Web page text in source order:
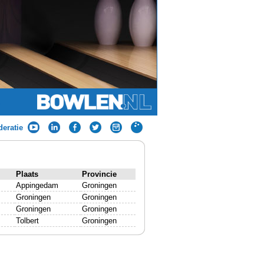
Plaats
Provincie
Appingedam
Groningen
Groningen
Groningen
Groningen
Groningen
Tolbert Groningen